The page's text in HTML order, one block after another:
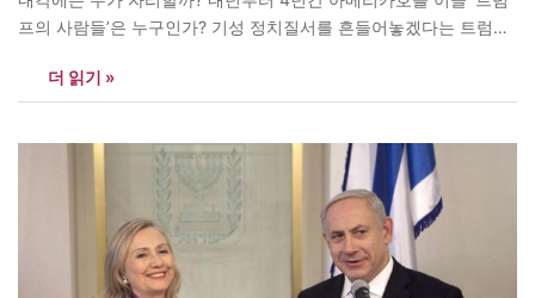
프의 사람들’은 누구인가? 기성 정치질서를 흔들어놓겠다는 트럼프
이반카와 ‘기업사냥꾼’ 칼 아이칸 등의 중용이 예상된다. ?부통령 마
이크 펜스 러닝메이트인 마이크 펜스 인디애나 주지사는 공화당 강
더 읽기 »